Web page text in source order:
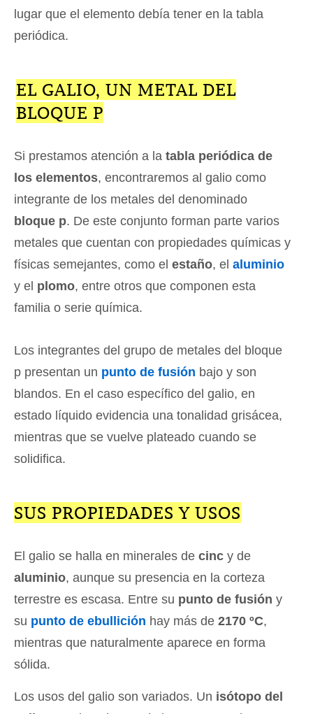
lugar que el elemento debía tener en la tabla
periódica.
EL GALIO, UN METAL DEL
BLOQUE P
Si prestamos atención a la tabla periódica de
los elementos, encontraremos al galio como
integrante de los metales del denominado
bloque p. De este conjunto forman parte varios
metales que cuentan con propiedades químicas y
físicas semejantes, como el estaño, el aluminio
y el plomo, entre otros que componen esta
familia o serie química.
Los integrantes del grupo de metales del bloque
p presentan un punto de fusión bajo y son
blandos. En el caso específico del galio, en
estado líquido evidencia una tonalidad grisácea,
mientras que se vuelve plateado cuando se
solidifica.
SUS PROPIEDADES Y USOS
El galio se halla en minerales de cinc y de
aluminio, aunque su presencia en la corteza
terrestre es escasa. Entre su punto de fusión y
su punto de ebullición hay más de 2170 ºC,
mientras que naturalmente aparece en forma
sólida.
Los usos del galio son variados. Un isótopo del